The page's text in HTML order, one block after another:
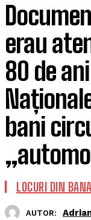
erau
80 de
bani
LOCURI DIN
AUTOR: